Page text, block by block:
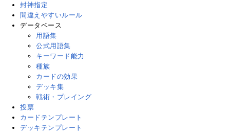
封神指定
間違えやすいルール
データベース
用語集
公式用語集
キーワード能力
種族
カードの効果
デッキ集
戦術・プレイング
投票
カードテンプレート
デッキテンプレート